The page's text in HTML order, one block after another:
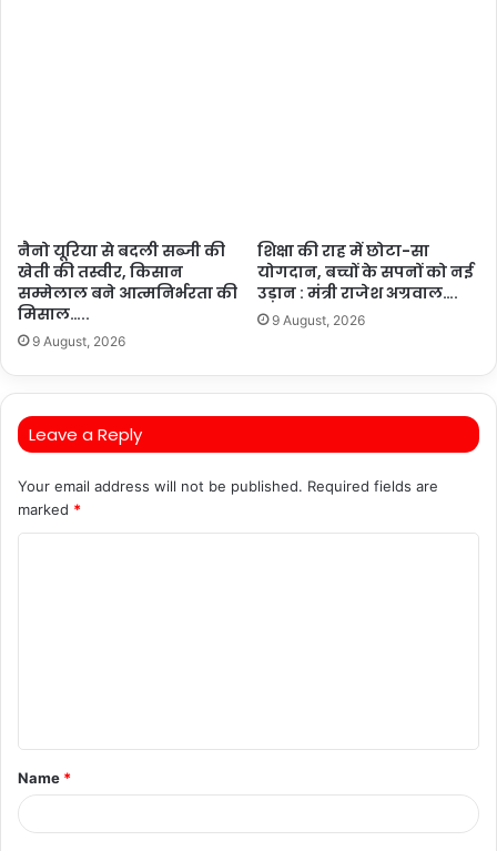
नैनो यूरिया से बदली सब्जी की
खेती की तस्वीर, किसान
सम्मेलाल बने आत्मनिर्भरता की
मिसाल…..
9 August, 2026
शिक्षा की राह में छोटा-सा
योगदान, बच्चों के सपनों को नई
उड़ान : मंत्री राजेश अग्रवाल….
9 August, 2026
Leave a Reply
Your email address will not be published. Required fields are
marked *
t
*
Name *